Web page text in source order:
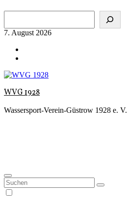
springen
7. August 2026
WVG 1928
Wassersport-Verein-Güstrow 1928 e. V.